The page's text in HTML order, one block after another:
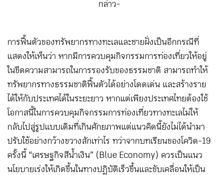
กล่าว-
การฟื้นตัวของทรัพยากรทางทะเลและชายฝั่งเป็นอีกกรณีที่
แสดงให้เห็นว่า หากมีการควบคุมกิจกรรมการท่องเที่ยวให้อยู่
ในขีดความสามารถในการรองรับของธรรมชาติ สามารถทำให้
ทรัพยากรทางธรรมชาติฟื้นตัวได้อย่างโดดเด่น และสร้างราย
ได้ให้กับประเทศได้ในระยะยาว หากแต่เพียงประเทศไทยต้องใช้
โอกาสนี้ในการควบคุมกิจกรรมการท่องเที่ยวทางทะเลไม่ให้
กลับไปสู่รูปแบบเดิมที่เกินศักยภาพแต่แนวคิดนี้ยังไม่ได้นำมา
ปรับใช้อย่างกว้างขวางสักเท่าไร ทว่าจากบทเรียนของโควิด-19
ครั้งนี้ “เศรษฐกิจสีน้ำเงิน” (Blue Economy) ควรเป็นแนว
นโยบายเร่งให้เกิดขึ้นในทางปฏิบัติเร็วขึ้นและขับเคลื่อนให้เป็น